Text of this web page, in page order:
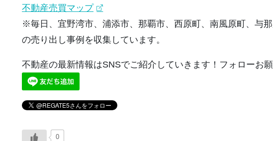
不動産売買マップ
※毎日、宜野湾市、浦添市、那覇市、西原町、南風原町、与
の売り出し事例を収集しています。
不動産の最新情報はSNSでご紹介していきます！フォローお
0